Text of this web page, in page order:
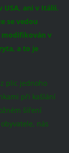
USA, ani v Itálii.
se vedou
modifikován v
a to je
plic jednoho
při kašlání
šíření
nás